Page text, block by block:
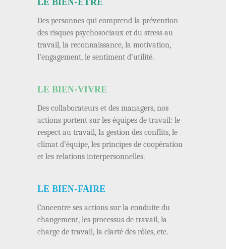
LE BIEN-ÊTRE
Des personnes qui comprend la prévention
des risques psychosociaux et du stress au
travail, la reconnaissance, la motivation,
l’engagement, le sentiment d’utilité.
LE BIEN-VIVRE
Des collaborateurs et des managers, nos
actions portent sur les équipes de travail: le
respect au travail, la gestion des conflits, le
climat d’équipe, les principes de coopération
et les relations interpersonnelles.
LE BIEN-FAIRE
Concentre ses actions sur la conduite du
changement, les processus de travail, la
charge de travail, la clarté des rôles, etc.